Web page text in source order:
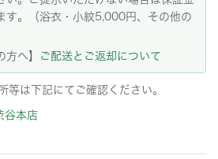
す。（浴衣・小紋5,000円、その他の
方へ】
ご配送とご返却について
等は下記にてご確認ください。
谷本店